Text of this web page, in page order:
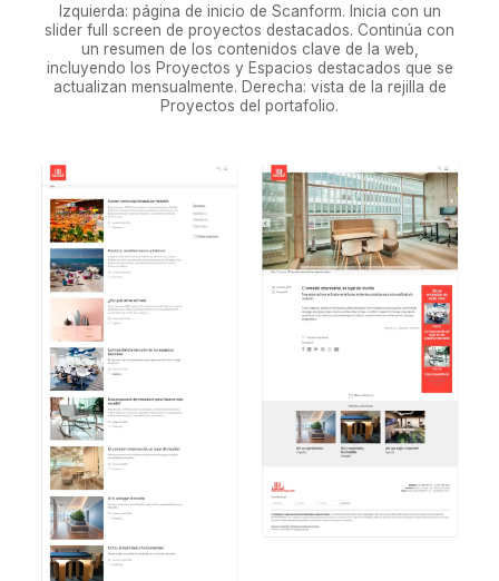
Izquierda: página de inicio de Scanform. Inicia con un
slider full screen de proyectos destacados. Continúa con
un resumen de los contenidos clave de la web,
incluyendo los Proyectos y Espacios destacados que se
actualizan mensualmente. Derecha: vista de la rejilla de
Proyectos del portafolio.